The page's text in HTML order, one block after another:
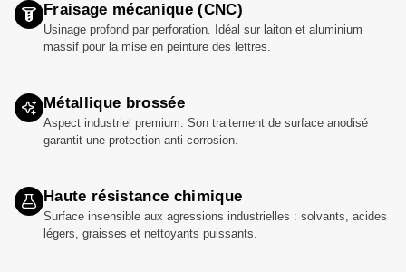
Fraisage mécanique (CNC)
Usinage profond par perforation. Idéal sur laiton et aluminium
massif pour la mise en peinture des lettres.
Métallique brossée
Aspect industriel premium. Son traitement de surface anodisé
garantit une protection anti-corrosion.
Haute résistance chimique
Surface insensible aux agressions industrielles : solvants, acides
légers, graisses et nettoyants puissants.